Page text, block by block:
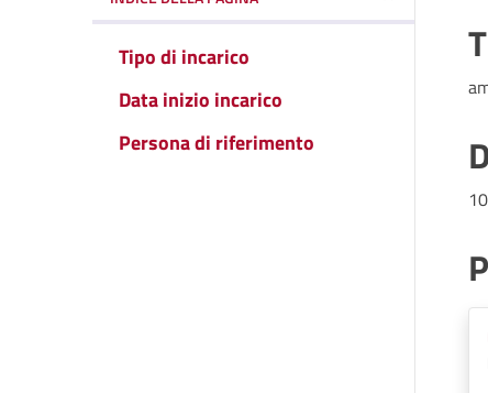
Tipo di incarico
Data inizio incarico
Persona di riferimento